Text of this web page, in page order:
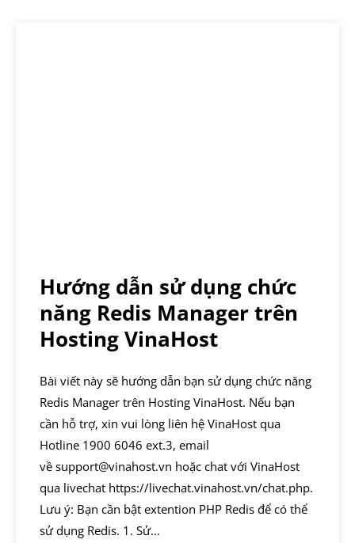
Hướng dẫn sử dụng chức
năng Redis Manager trên
Hosting VinaHost
Bài viết này sẽ hướng dẫn bạn sử dụng chức năng
Redis Manager trên Hosting VinaHost. Nếu bạn
cần hỗ trợ, xin vui lòng liên hệ VinaHost qua
Hotline 1900 6046 ext.3, email
về support@vinahost.vn hoặc chat với VinaHost
qua livechat https://livechat.vinahost.vn/chat.php.
Lưu ý: Bạn cần bật extention PHP Redis để có thể
sử dụng Redis. 1. Sử…